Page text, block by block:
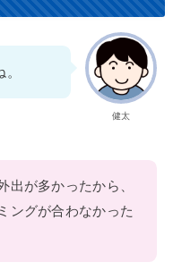
健太
出が多かったから、
ングが合わなかった